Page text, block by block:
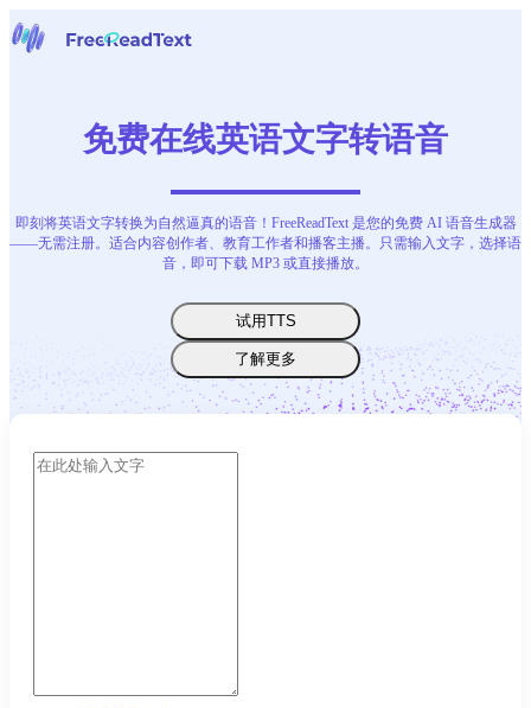
语音转文字
工具
联系我们
免费在线英语文字转语音
即刻将英语文字转换为自然逼真的语音！FreeReadText 是您的免费 AI 语音生成器
——无需注册。适合内容创作者、教育工作者和播客主播。只需输入文字，选择语
音，即可下载 MP3 或直接播放。
试用TTS
了解更多